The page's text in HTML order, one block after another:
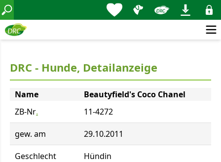
DRC - Hunde, Detailanzeige
Name
Beautyfield's Coco Chanel
ZB-Nr. 11-4272
gew. am 29.10.2011
Geschlecht Hündin